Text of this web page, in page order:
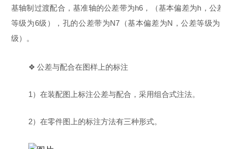
基轴制过渡配合，基准轴的公差带为h6，（基本偏差为h，公差
等级为6级），孔的公差带为N7（基本偏差为N，公差等级为7
级）。
❖ 公差与配合在图样上的标注
1）在装配图上标注公差与配合，采用组合式注法。
2）在零件图上的标注方法有三种形式。